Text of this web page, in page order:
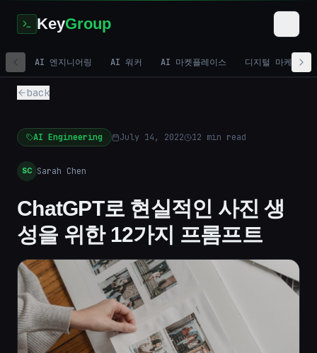
KeyGroup
AI 엔지니어링 AI 워커 AI 마켓플레이스 디지털 마케팅
back
AI Engineering July 14, 2022 12 min read
SC Sarah Chen
ChatGPT로 현실적인 사진 생
성을 위한 12가지 프롬프트